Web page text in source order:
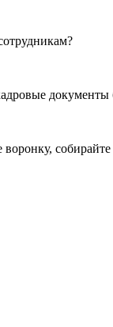
документы